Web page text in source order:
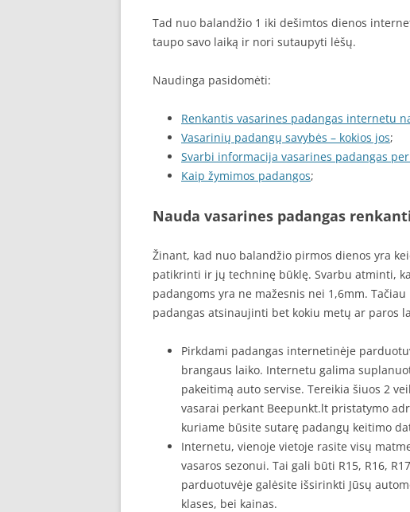
Tad nuo balandžio 1 iki dešimtos dienos
taupo savo laiką ir nori sutaupyti lėšų.
Naudinga pasidomėti:
Renkantis vasarines padangas internetu
Vasarinių padangų savybės – kokios jos;
Svarbi informacija vasarines padangas
Kaip žymimos padangos;
Nauda vasarines padangas
Žinant, kad nuo balandžio pirmos dienos yra
patikrinti ir jų techninę būklę. Svarbu atminti,
padangoms yra ne mažesnis nei 1,6mm.
padangas atsinaujinti bet kokiu metų ar paros
Pirkdami padangas internetinėje
brangaus laiko. Internetu galima
pakeitimą auto servise. Tereikia šiuos 2
vasarai perkant Beepunkt.lt pristatymo
kuriame būsite sutarę padangų keitimo
Internetu, vienoje vietoje rasite visų
vasaros sezonui. Tai gali būti R15, R16,
parduotuvėje galėsite išsirinkti Jūsų
klases, bei kainas.